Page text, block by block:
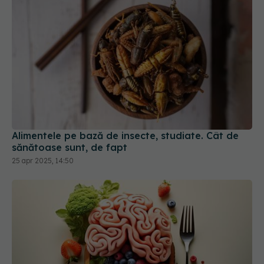
Alimentele pe bază de insecte, studiate. Cât de
sănătoase sunt, de fapt
25 apr 2025, 14:50